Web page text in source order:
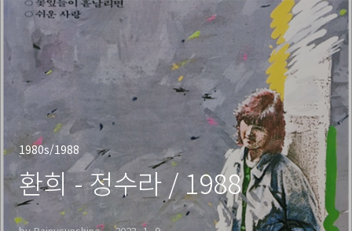
1980s/1988
환희 - 정수라 / 1988